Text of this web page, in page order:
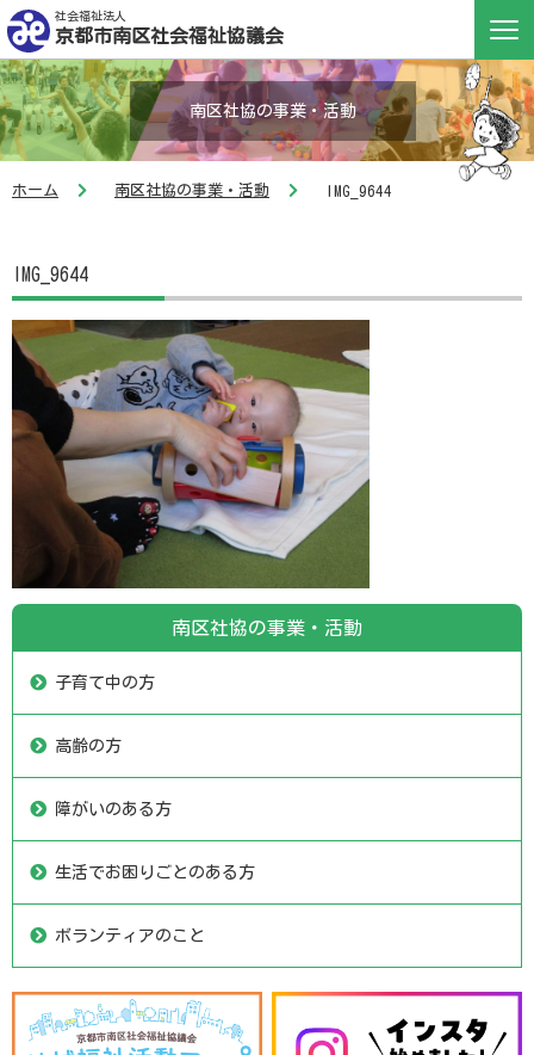
社会福祉法人
京都市南区社会福祉協議会
南区社協の事業・活動
ホーム 南区社協の事業・活動 IMG_9644
IMG_9644
南区社協の事業・活動
子育て中の方
高齢の方
障がいのある方
生活でお困りごとのある方
ボランティアのこと